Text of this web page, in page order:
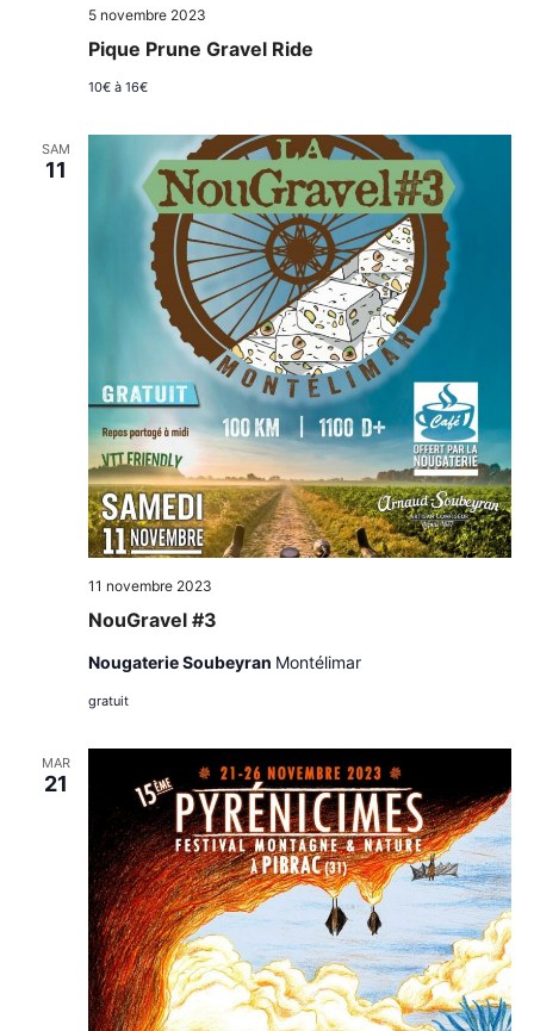
Pique Prune Gravel Ride
5 novembre 2023
10€ à 16€
SAM
11
NouGravel #3
11 novembre 2023
Nougaterie Soubeyran Montélimar
gratuit
MAR
21